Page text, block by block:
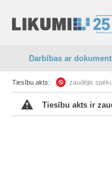
Darbības ar
Tiesību akts: zaudējis
Tiesību akts ir